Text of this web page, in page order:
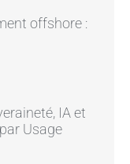
offshore :
IA et
Usage